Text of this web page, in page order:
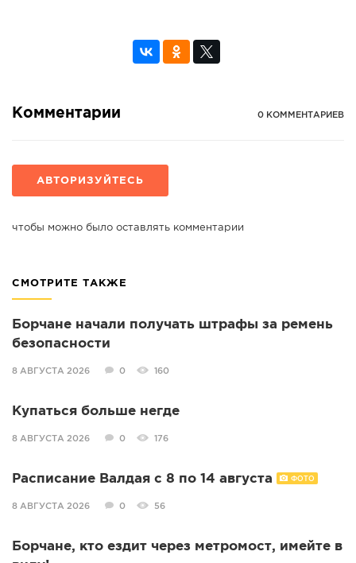
Комментарии 0 КОММЕНТАРИЕВ
АВТОРИЗУЙТЕСЬ
чтобы можно было оставлять комментарии
СМОТРИТЕ ТАКЖЕ
Борчане начали получать штрафы за ремень
безопасности
8 АВГУСТА 2026 0 160
Купаться больше негде
8 АВГУСТА 2026 0 176
Расписание Валдая с 8 по 14 августа ФОТО
8 АВГУСТА 2026 0 56
Борчане, кто ездит через метромост, имейте в